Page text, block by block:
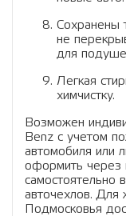
Сохранены
не
для
Легкая
химчистку.
Возможен
Benz с учетом
автомобиля или
оформить через
самостоятельно
авточехлов.
Подмосковья